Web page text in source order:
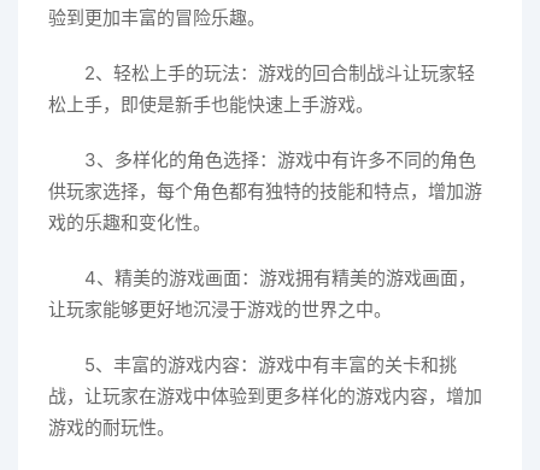
验到更加丰富的冒险乐趣。
2、轻松上手的玩法：游戏的回合制战斗让玩家轻
松上手，即使是新手也能快速上手游戏。
3、多样化的角色选择：游戏中有许多不同的角色
供玩家选择，每个角色都有独特的技能和特点，增加游
戏的乐趣和变化性。
4、精美的游戏画面：游戏拥有精美的游戏画面，
让玩家能够更好地沉浸于游戏的世界之中。
5、丰富的游戏内容：游戏中有丰富的关卡和挑
战，让玩家在游戏中体验到更多样化的游戏内容，增加
游戏的耐玩性。